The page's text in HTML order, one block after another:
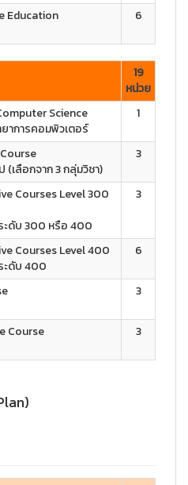
Education
6
19
หน่วย
Science
าการคอมพิวเตอร์
1
(เลือกจาก 3 กลุ่มวิชา)
3
Courses Level 300
ะดับ 300 หรือ 400
3
Courses Level 400
ะดับ 400
6
3
Course
3